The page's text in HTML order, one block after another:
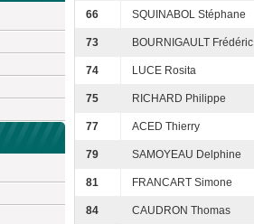
66 SQUINABOL Stéphane
73 BOURNIGAULT Frédéric
74 LUCE Rosita
75 RICHARD Philippe
77 ACED Thierry
79 SAMOYEAU Delphine
81 FRANCART Simone
84 CAUDRON Thomas